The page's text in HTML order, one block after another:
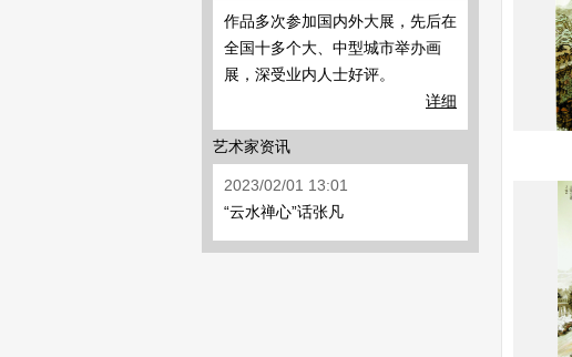
作品多次参加国内外大展，先后在
全国十多个大、中型城市举办画
展，深受业内人士好评。
详细
艺术家资讯
2023/02/01 13:01
“云水禅心”话张凡